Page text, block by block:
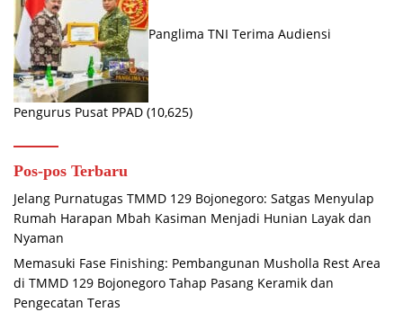
Panglima TNI Terima Audiensi
Pengurus Pusat PPAD (10,625)
Pos-pos Terbaru
Jelang Purnatugas TMMD 129 Bojonegoro: Satgas Menyulap
Rumah Harapan Mbah Kasiman Menjadi Hunian Layak dan
Nyaman
Memasuki Fase Finishing: Pembangunan Musholla Rest Area
di TMMD 129 Bojonegoro Tahap Pasang Keramik dan
Pengecatan Teras